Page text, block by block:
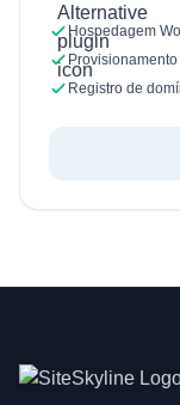
gerenciamento
Hospedagem
Registro de